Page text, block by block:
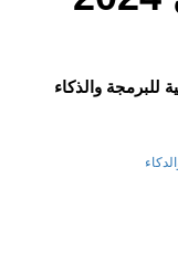
للبرمجة والذكاء